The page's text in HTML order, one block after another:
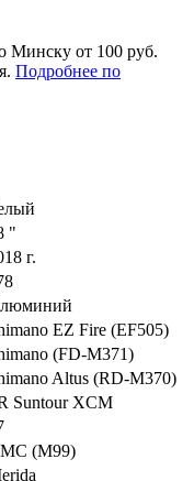
Минску от 100 руб.
Подробнее по
"
г.
EZ Fire (EF505)
(FD-M371)
Altus (RD-M370)
Suntour XCM
(M99)